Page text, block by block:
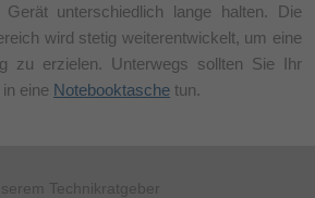
unterschiedlich lange halten. Die
wird stetig weiterentwickelt, um eine
zu erzielen. Unterwegs sollten Sie Ihr
eine Notebooktasche tun.
Technikratgeber